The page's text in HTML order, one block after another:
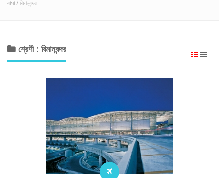
বাসা/ বিমানবন্দর
শ্রেণী : বিমানবন্দর